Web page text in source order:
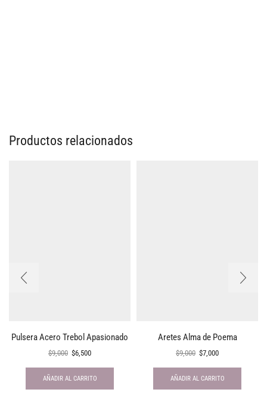
Productos relacionados
Pulsera Acero Trebol Apasionado
$9,000 $6,500
AÑADIR AL CARRITO
Aretes Alma de Poema
$9,000 $7,000
AÑADIR AL CARRITO